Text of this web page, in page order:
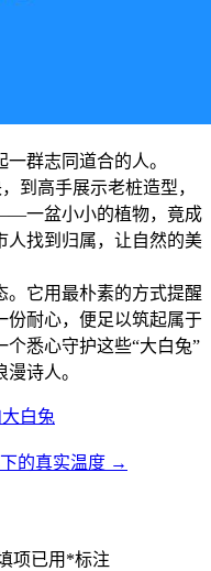
群志同道合的人。
到高手展示老桩造型，
一盆小小的植物，竟成
人找到归属，让自然的美
。它用最朴素的方式提醒
份耐心，便足以筑起属于
悉心守护这些“大白兔”
诗人。
白兔
的真实温度 →
项已用 *标注